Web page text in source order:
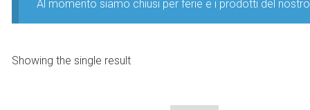
Al momento siamo chiusi per ferie e i prodotti del
Showing the single result